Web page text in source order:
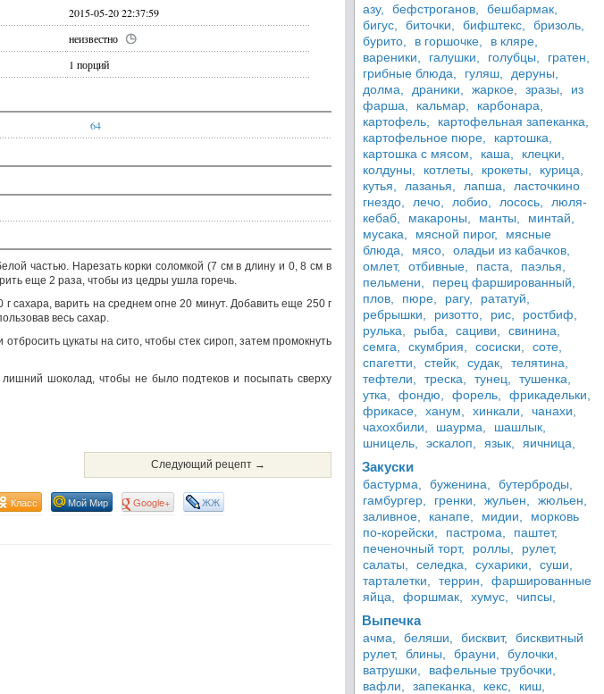
2015-05-20 22:37:59
неизвестно
1 порций
64
частью. Нарезать корки соломкой (7 см в длину и 0, 8 см в
еще 2 раза, чтобы из цедры ушла горечь.
сахара, варить на среднем огне 20 минут. Добавить еще 250 г
весь сахар.
цукаты на сито, чтобы стек сироп, затем промокнуть
шоколад, чтобы не было подтеков и посыпать сверху
Следующий рецепт →
Класс Мой Мир Google+ ЖЖ
азу, бефстроганов,
бешбармак,
бигус,
биточки, бифштекс,
бризоль,
бурито,
в горшочке,
в кляре,
вареники,
галушки, голубцы,
гратен,
грибные блюда,
гуляш,
деруны,
долма,
драники, жаркое, зразы,
из
фарша,
кальмар,
карбонара,
картофель,
картофельная запеканка,
картофельное пюре,
картошка,
картошка с мясом,
каша,
клецки,
колдуны,
котлеты, крокеты,
курица,
кутья,
лазанья, лапша,
ласточкино
гнездо,
лечо, лобио, лосось,
люля-
кебаб,
макароны, манты,
минтай,
мусака,
мясной пирог,
мясные
блюда,
мясо,
оладьи из кабачков,
омлет,
отбивные, паста,
паэлья,
пельмени,
перец фаршированный,
плов,
пюре, рагу,
рататуй,
ребрышки,
ризотто, рис,
ростбиф,
рулька,
рыба, сациви,
свинина,
семга,
скумбрия, сосиски,
соте,
спагетти,
стейк, судак,
телятина,
тефтели,
треска, тунец,
тушенка,
утка,
фондю, форель,
фрикадельки,
фрикасе,
ханум, хинкали,
чанахи,
чахохбили,
шаурма,
шашлык,
шницель,
эскалоп, язык, яичница,
Закуски
бастурма, буженина,
бутерброды,
гамбургер,
гренки, жульен,
жюльен,
заливное,
канапе, мидии,
морковь
по-корейски,
пастрома,
паштет,
печеночный торт,
роллы,
рулет,
салаты,
селедка, сухарики,
суши,
тарталетки,
террин,
фаршированные
яйца,
форшмак, хумус, чипсы,
Выпечка
ачма, беляши, бисквит,
бисквитный
рулет,
блины, брауни,
булочки,
ватрушки,
вафельные трубочки,
вафли,
запеканка, кекс,
киш,